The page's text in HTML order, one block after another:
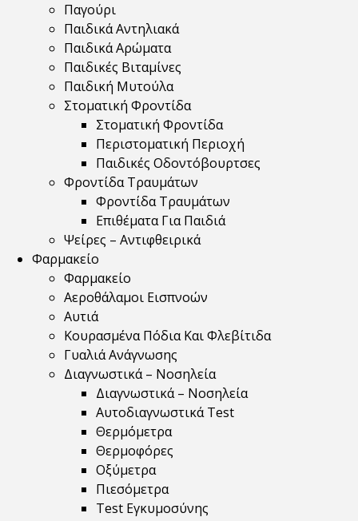
Παγούρι
Παιδικά Αντηλιακά
Παιδικά Αρώματα
Παιδικές Βιταμίνες
Παιδική Μυτούλα
Στοματική Φροντίδα
Στοματική Φροντίδα
Περιστοματική Περιοχή
Παιδικές Οδοντόβουρτσες
Φροντίδα Τραυμάτων
Φροντίδα Τραυμάτων
Επιθέματα Για Παιδιά
Ψείρες – Αντιφθειρικά
Φαρμακείο
Φαρμακείο
Αεροθάλαμοι Εισπνοών
Αυτιά
Κουρασμένα Πόδια Και Φλεβίτιδα
Γυαλιά Ανάγνωσης
Διαγνωστικά – Νοσηλεία
Διαγνωστικά – Νοσηλεία
Αυτοδιαγνωστικά Test
Θερμόμετρα
Θερμοφόρες
Οξύμετρα
Πιεσόμετρα
Test Εγκυμοσύνης